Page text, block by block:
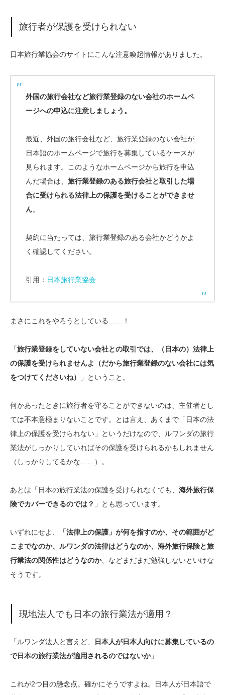
旅行者が保護を受けられない
日本旅行業協会のサイトにこんな注意喚起情報がありました。
外国の旅行会社など旅行業登録のない会社のホームペ
ージへの申込に注意しましょう。
最近、外国の旅行会社など、旅行業登録のない会社が
日本語のホームページで旅行を募集しているケースが
見られます。このようなホームページから旅行を申込
んだ場合は、 旅行業登録のある旅行会社と取引した場
合に受けられる法律上の保護を受けることができませ
ん。
契約に当たっては、旅行業登録のある会社かどうかよ
く確認してください。
引用： 日本旅行業協会
まさにこれをやろうとしている……！
「旅行業登録をしていない会社との取引では、（日本の）法律上
の保護を受けられませんよ（だから旅行業登録のない会社には気
をつけてくださいね）
」ということ。
何かあったときに旅行者を守ることができないのは、主催者とし
ては不本意極まりないことです。とは言え、あくまで「日本の法
律上の保護を受けられない」というだけなので、ルワンダの旅行
業法がしっかりしていればその保護を受けられるかもしれません
（しっかりしてるかな……）。
あとは「日本の旅行業法の保護を受けられなくても、 海外旅行保
険でカバーできるのでは？ 」とも思っています。
いずれにせよ、
「法律上の保護」が何を指すのか、その範囲がど
こまでなのか、ルワンダの法律はどうなのか、海外旅行保険と旅
行業法の関係性はどうなのか、などまだまだ勉強しないといけな
そうです。
現地法人でも日本の旅行業法が適用？
「ルワンダ法人と言えど、
日本人が日本人向けに募集しているの
で日本の旅行業法が適用されるのではないか」
これが2つ目の懸念点。確かにそうですよね。日本人が日本語で